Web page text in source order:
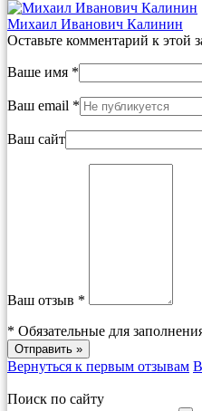
Михаил Иванович Калинин
Оставьте комментарий к этой
Ваше имя *
Ваш email *
Ваш сайт
Ваш отзыв *
* Обязательные для
Вернуться к первым отзывам
Поиск по сайту